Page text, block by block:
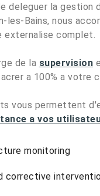
deleguer la
les-Bains, nous
externalise complet.
de la supervision
a 100% a votre
vous permettent
a vos
monitoring
corrective